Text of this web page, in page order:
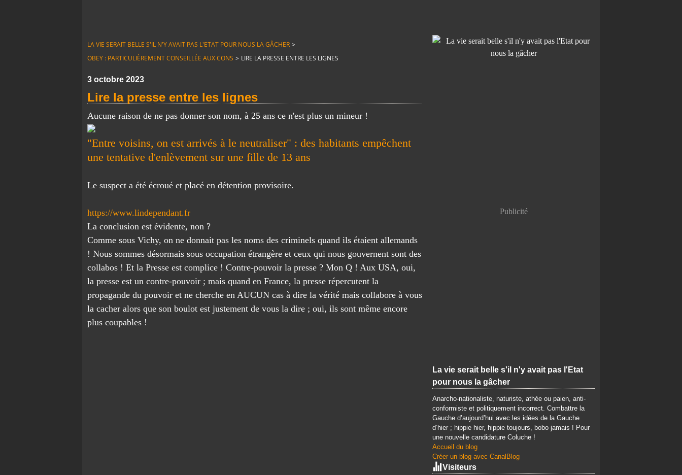
LA VIE SERAIT BELLE S'IL N'Y AVAIT PAS L'ETAT POUR NOUS LA GÂCHER >
OBEY : PARTICULIÈREMENT CONSEILLÉE AUX CONS > LIRE LA PRESSE ENTRE LES LIGNES
3 octobre 2023
Lire la presse entre les lignes
Aucune raison de ne pas donner son nom, à 25 ans ce n'est plus un mineur !
"Entre voisins, on est arrivés à le neutraliser" : des habitants empêchent
une tentative d'enlèvement sur une fille de 13 ans
Le suspect a été écroué et placé en détention provisoire.
https://www.lindependant.fr
La conclusion est évidente, non ?
Comme sous Vichy, on ne donnait pas les noms des criminels quand ils étaient allemands
! Nous sommes désormais sous occupation étrangère et ceux qui nous gouvernent sont des
collabos ! Et la Presse est complice ! Contre-pouvoir la presse ? Mon Q ! Aux USA, oui,
la presse est un contre-pouvoir ; mais quand en France, la presse répercutent la
propagande du pouvoir et ne cherche en AUCUN cas à dire la vérité mais collabore à vous
la cacher alors que son boulot est justement de vous la dire ; oui, ils sont même encore
plus coupables !
Publicité
La vie serait belle s'il n'y avait pas l'Etat
pour nous la gâcher
Anarcho-nationaliste, naturiste, athée ou paien, anti-
conformiste et politiquement incorrect. Combattre la
Gauche d’aujourd’hui avec les idées de la Gauche
d’hier ; hippie hier, hippie toujours, bobo jamais ! Pour
une nouvelle candidature Coluche !
Accueil du blog
Créer un blog avec CanalBlog
Visiteurs